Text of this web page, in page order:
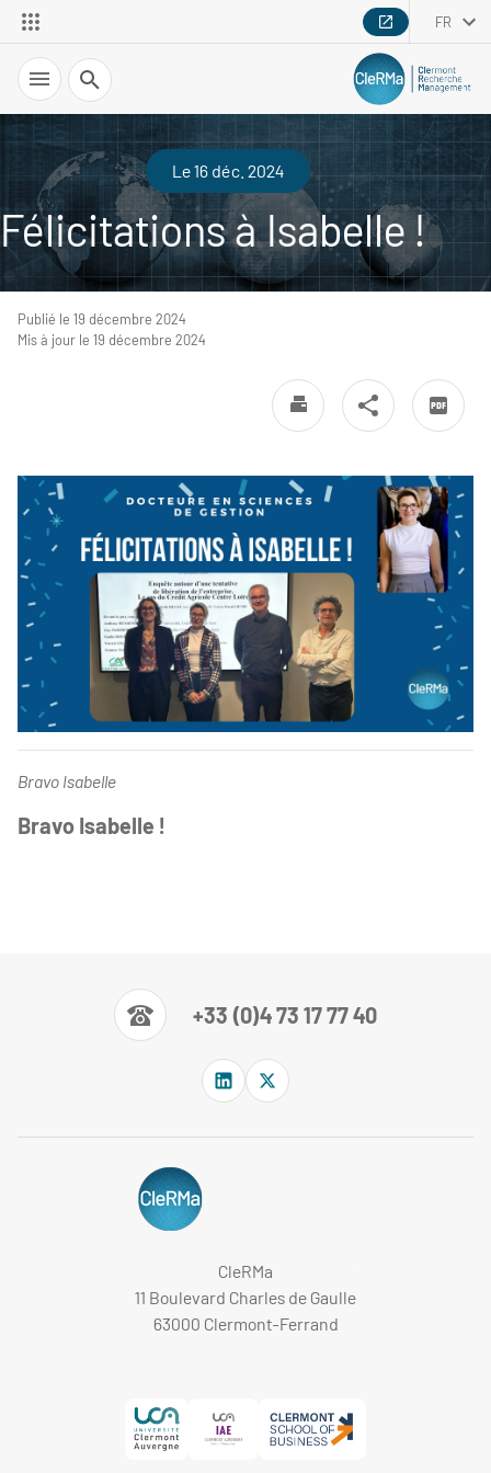
FR
Recherche
Le 16 déc. 2024
Félicitations à Isabelle !
Publié le 19 décembre 2024
Mis à jour le 19 décembre 2024
Bravo Isabelle
Bravo Isabelle !
+33 (0)4 73 17 77 40
CleRMa
11 Boulevard Charles de Gaulle
63000 Clermont-Ferrand